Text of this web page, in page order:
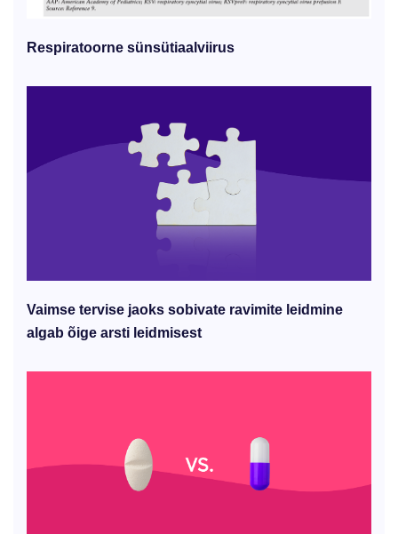
Respiratoorne sünsütiaalviirus
Vaimse tervise jaoks sobivate ravimite leidmine
algab õige arsti leidmisest